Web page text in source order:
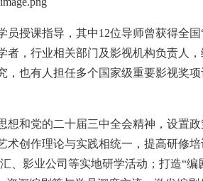
授课指导，其中12位导师曾获得全国
，行业相关部门及影视机构负责人
也有人担任多个国家级重要影视奖
和党的二十届三中全会精神，设置政
创作理论与实践相统一，提高研修培
、影业公司等实地研学活动；打造“编